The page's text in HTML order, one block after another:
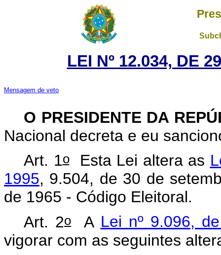
LEI Nº 12.034, DE
Mensagem de veto
O PRESIDENTE DA
Nacional decreta e eu
Art. 1o Esta Lei altera as
1995, 9.504, de 30 de
de 1965 - Código Eleitoral.
Art. 2oA Lei nº 9.096,
vigorar com as seguintes